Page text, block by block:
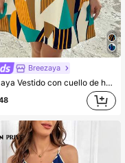
Breezaya
Breezaya Vestido con cuello de halter con estampado geométrico, conjunto de ropa de playa de vacaciones para mujer